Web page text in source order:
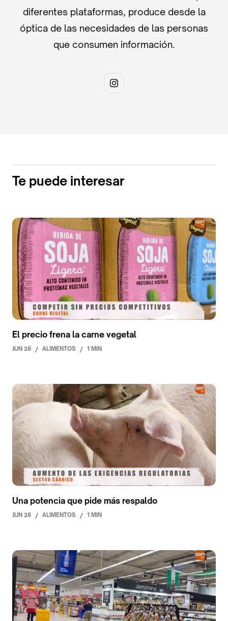
diferentes plataformas, produce desde la
óptica de las necesidades de las personas
que consumen información.
Te puede interesar
El precio frena la carne vegetal
JUN 26 / ALIMENTOS / 1 MIN
Una potencia que pide más respaldo
JUN 26 / ALIMENTOS / 1 MIN